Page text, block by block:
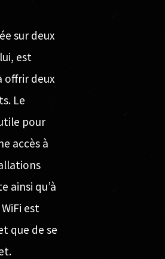
sur deux
est
offrir deux
Le
pour
accès à
ainsi qu’à
est
que de se